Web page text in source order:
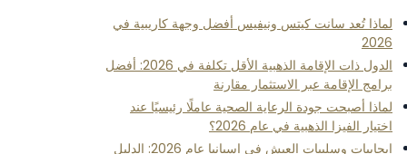
لماذا تُعد سانت كيتس ونيفيس أفضل وجهة كاريبية في
2026
الدول ذات الإقامة الذهبية الأقل تكلفة في 2026: أفضل
برامج الإقامة عبر الاستثمار مقارنة
لماذا أصبحت جودة الرعاية الصحية عاملًا رئيسيًا عند
اختيار الفيزا الذهبية في عام 2026؟
إيجابيات وسلبيات العيش في إسبانيا عام 2026: الدليل